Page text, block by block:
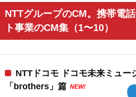
NTTグループのCM。携帯電
ト事業のCM集（1〜10）
NTTドコモ ドコモ未来ミュー
「brothers」篇 NEW!